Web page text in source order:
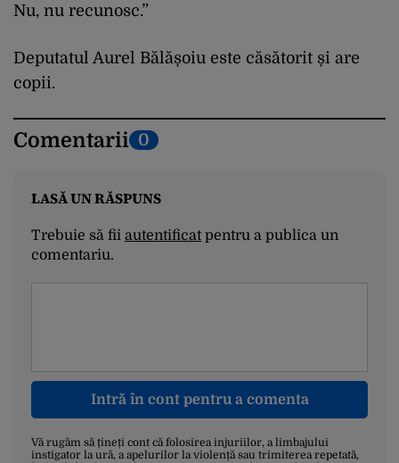
Nu, nu recunosc.”
Deputatul Aurel Bălășoiu este căsătorit și are
copii.
Comentarii 0
LASĂ UN RĂSPUNS
Trebuie să fii autentificatpentru a publica un
comentariu.
Intră în cont pentru a comenta
Vă rugăm să țineți cont că folosirea injuriilor, a limbajului
instigator la ură, a apelurilor la violență sau trimiterea repetată,